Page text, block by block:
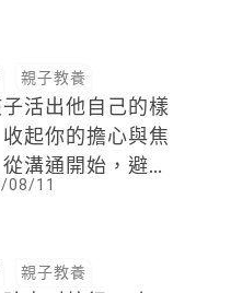
親子教養
活出他自己的樣
起你的擔心與焦
溝通開始，避免
負面心理暗示
08/11
親子教養